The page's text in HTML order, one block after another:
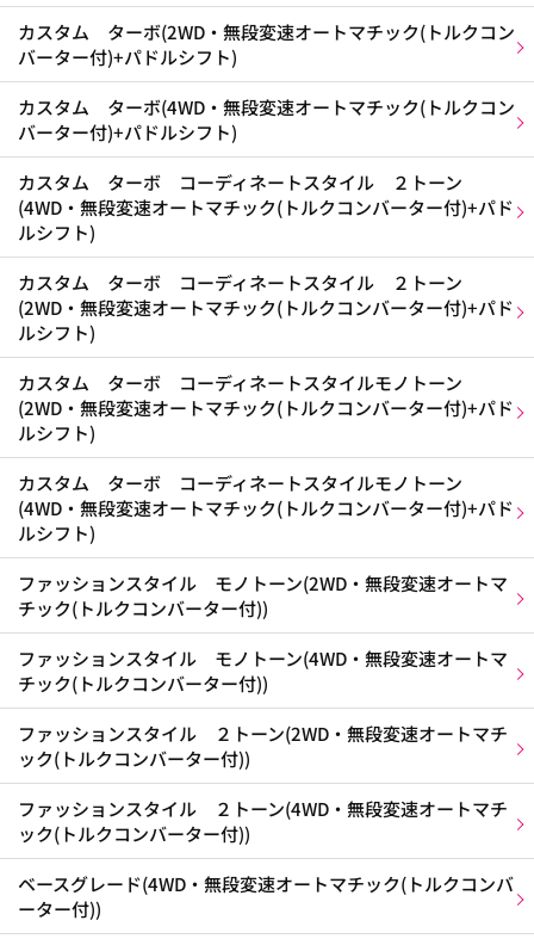
カスタム ターボ(2WD・無段変速オートマチック(トルクコン
バーター付)+パドルシフト)
カスタム ターボ(4WD・無段変速オートマチック(トルクコン
バーター付)+パドルシフト)
カスタム ターボ コーディネートスタイル ２トーン
(4WD・無段変速オートマチック(トルクコンバーター付)+パド
ルシフト)
カスタム ターボ コーディネートスタイル ２トーン
(2WD・無段変速オートマチック(トルクコンバーター付)+パド
ルシフト)
カスタム ターボ コーディネートスタイルモノトーン
(2WD・無段変速オートマチック(トルクコンバーター付)+パド
ルシフト)
カスタム ターボ コーディネートスタイルモノトーン
(4WD・無段変速オートマチック(トルクコンバーター付)+パド
ルシフト)
ファッションスタイル モノトーン(2WD・無段変速オートマ
チック(トルクコンバーター付))
ファッションスタイル モノトーン(4WD・無段変速オートマ
チック(トルクコンバーター付))
ファッションスタイル ２トーン(2WD・無段変速オートマチ
ック(トルクコンバーター付))
ファッションスタイル ２トーン(4WD・無段変速オートマチ
ック(トルクコンバーター付))
ベースグレード(4WD・無段変速オートマチック(トルクコンバ
ーター付))